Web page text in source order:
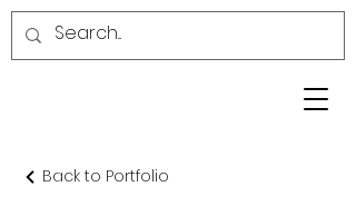
Back to Portfolio